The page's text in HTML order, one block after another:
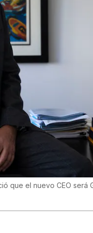
que el nuevo CEO será